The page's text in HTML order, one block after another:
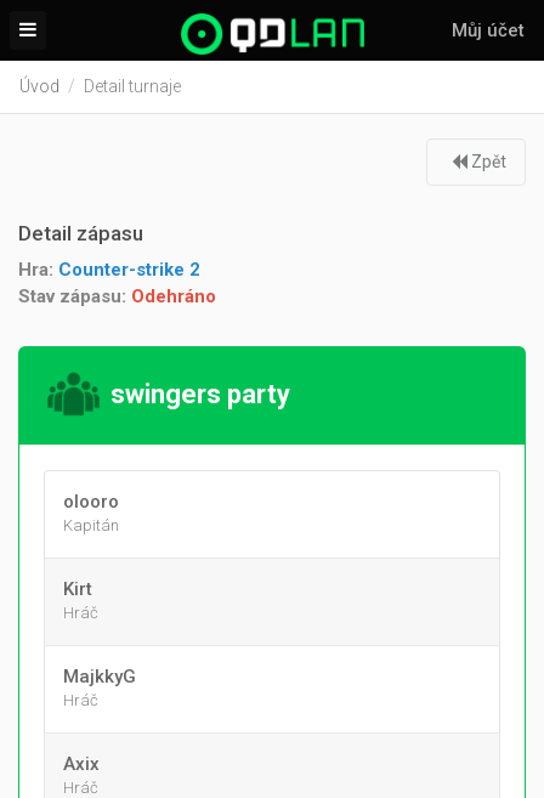
Můj účet
Úvod Detail turnaje
Zpět
Detail zápasu
Hra: Counter-strike 2
Stav zápasu: Odehráno
swingers party
olooro
Kapitán
Kirt
Hráč
MajkkyG
Hráč
Axix
Hráč